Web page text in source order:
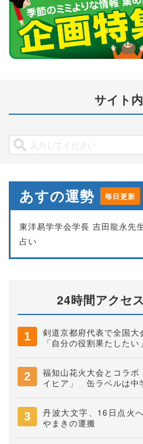
サイト
あすの運勢 毎日更新
東洋易学学会学長 吉田龍永先
占い
24時間アクセ
剣道京都府代表で全国
「自分の役割果たしたい」
福知山花火大会とコラ
イヒア」 缶ラベルは
丹波大文字、16日点火
やまきの運搬